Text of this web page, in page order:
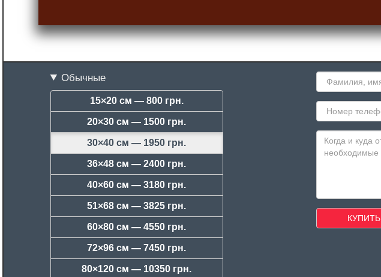
Обычные
15×20 см — 800 грн.
20×30 см — 1500 грн.
30×40 см — 1950 грн.
36×48 см —2400 грн.
40×60 см —3180 грн.
51×68 см —3825 грн.
60×80 см —4550 грн.
72×96 см —7450 грн.
80×120 см — 10350 грн.